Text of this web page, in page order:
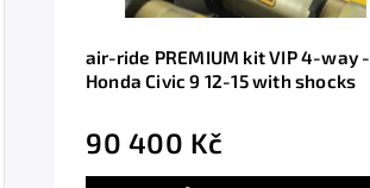
air-ride PREMIUM kit VIP 4-way -
Honda Civic 9 12-15 with shocks
90 400 Kč